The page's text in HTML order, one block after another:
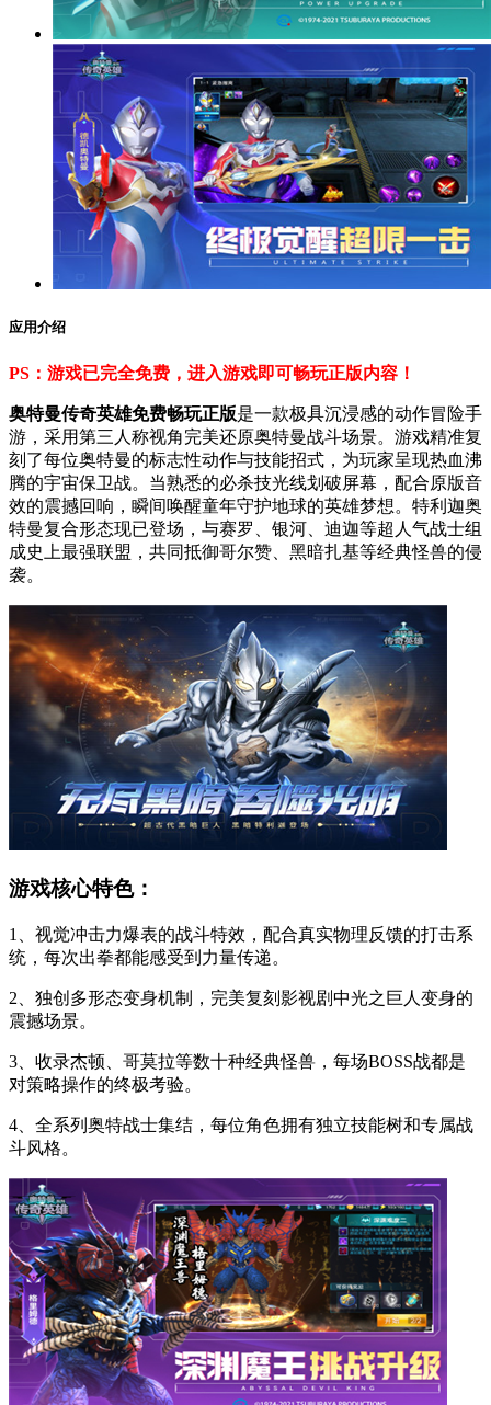
应用介绍
PS：游戏已完全免费，进入游戏即可畅玩正版内容！
奥特曼传奇英雄免费畅玩正版是一款极具沉浸感的动作冒险手
游，采用第三人称视角完美还原奥特曼战斗场景。游戏精准复
刻了每位奥特曼的标志性动作与技能招式，为玩家呈现热血沸
腾的宇宙保卫战。当熟悉的必杀技光线划破屏幕，配合原版音
效的震撼回响，瞬间唤醒童年守护地球的英雄梦想。特利迦奥
特曼复合形态现已登场，与赛罗、银河、迪迦等超人气战士组
成史上最强联盟，共同抵御哥尔赞、黑暗扎基等经典怪兽的侵
袭。
游戏核心特色：
1、视觉冲击力爆表的战斗特效，配合真实物理反馈的打击系
统，每次出拳都能感受到力量传递。
2、独创多形态变身机制，完美复刻影视剧中光之巨人变身的
震撼场景。
3、收录杰顿、哥莫拉等数十种经典怪兽，每场BOSS战都是
对策略操作的终极考验。
4、全系列奥特战士集结，每位角色拥有独立技能树和专属战
斗风格。